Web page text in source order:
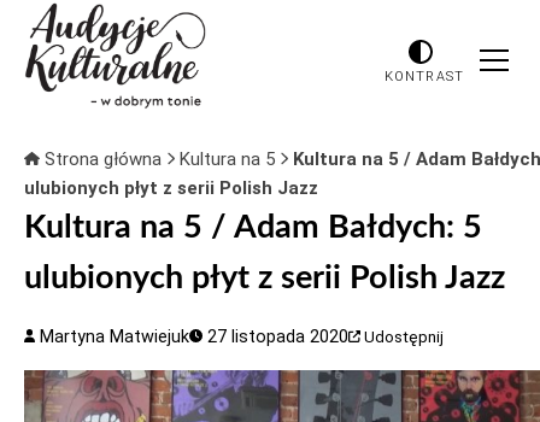
KONTRAST
Strona główna Kultura na 5
Kultura na 5 / Adam
ulubionych płyt z serii Polish Jazz
Kultura na 5 / Adam Bałdych: 5
ulubionych płyt z serii Polish Jazz
Martyna Matwiejuk 27 listopada 2020 Udostępnij